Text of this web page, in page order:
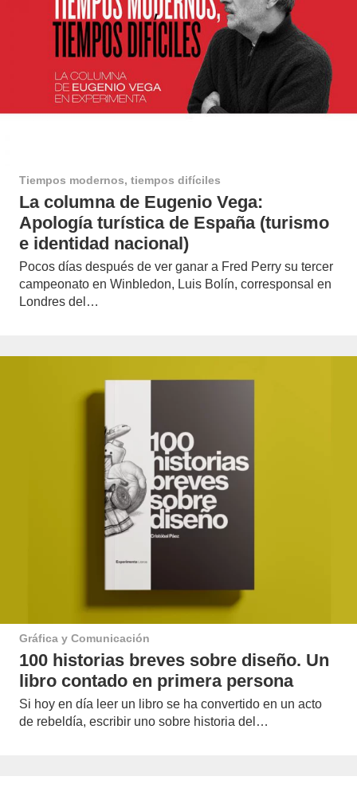
Tiempos modernos, tiempos difíciles
La columna de Eugenio Vega:
Apología turística de España (turismo
e identidad nacional)
Pocos días después de ver ganar a Fred Perry su tercer
campeonato en Winbledon, Luis Bolín, corresponsal en
Londres del…
Gráfica y Comunicación
100 historias breves sobre diseño. Un
libro contado en primera persona
Si hoy en día leer un libro se ha convertido en un acto
de rebeldía, escribir uno sobre historia del…